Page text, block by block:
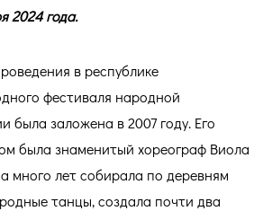
2024 года.
в республике
фестиваля народной
была заложена в 2007 году. Его
была знаменитый хореограф Виола
много лет собирала по деревням
танцы, создала почти два